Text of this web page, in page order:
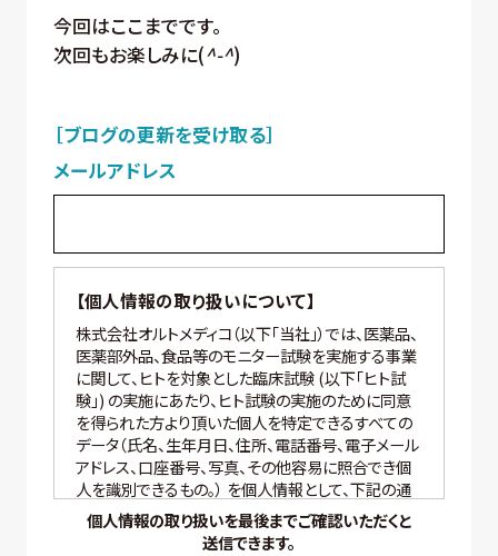
今回はここまでです。
次回もお楽しみに(^-^)
［ブログの更新を受け取る］
メールアドレス
【個人情報の取り扱いについて】
株式会社オルトメディコ（以下「当社」）では、医薬品、
医薬部外品、食品等のモニター試験を実施する事業
に関して、ヒトを対象とした臨床試験 (以下「ヒト試
験」) の実施にあたり、ヒト試験の実施のために同意
を得られた方より頂いた個人を特定できるすべての
データ（氏名、生年月日、住所、電話番号、電子メール
アドレス、口座番号、写真、その他容易に照合でき個
人を識別できるもの。） を個人情報として、下記の通
り適切に取り扱いいたします。
個人情報の取り扱いを最後までご確認いただくと
送信できます。